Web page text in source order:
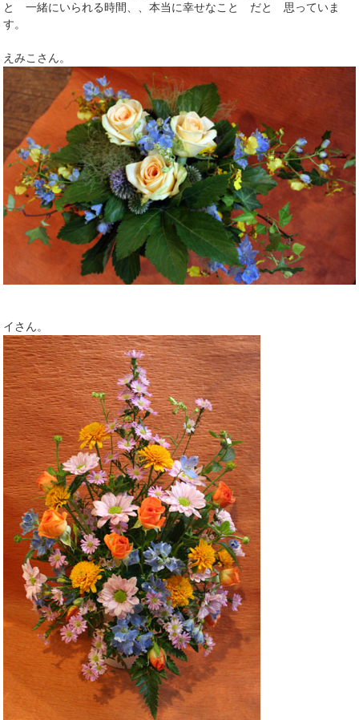
と 一緒にいられる時間、、本当に幸せなこと だと 思っていま
す。
えみこさん。
イさん。